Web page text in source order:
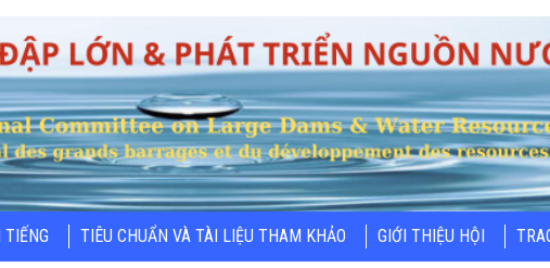
TIÊU CHUẨN VÀ TÀI LIỆU THAM KHẢO GIỚI THIỆU HỘI